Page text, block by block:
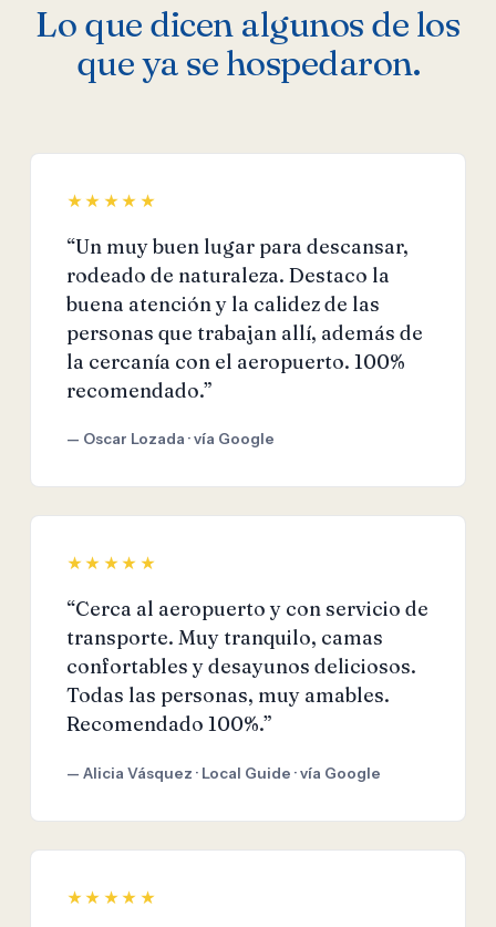
Lo que dicen algunos de los
que ya se hospedaron.
★★★★★
“Un muy buen lugar para descansar,
rodeado de naturaleza. Destaco la
buena atención y la calidez de las
personas que trabajan allí, además de
la cercanía con el aeropuerto. 100%
recomendado.”
— Oscar Lozada · vía Google
★★★★★
“Cerca al aeropuerto y con servicio de
transporte. Muy tranquilo, camas
confortables y desayunos deliciosos.
Todas las personas, muy amables.
Recomendado 100%.”
— Alicia Vásquez · Local Guide · vía Google
★★★★★